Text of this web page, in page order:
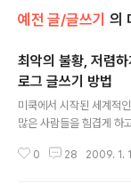
예전 글/글쓰기 의
최악의 불황, 저렴
로그 글쓰기 방법
미쿡에서 시작된 세계적
많은 사람들을 힘겹게 하
어려움 뒤의 더 큰 어려움
0 28 2009. 1.